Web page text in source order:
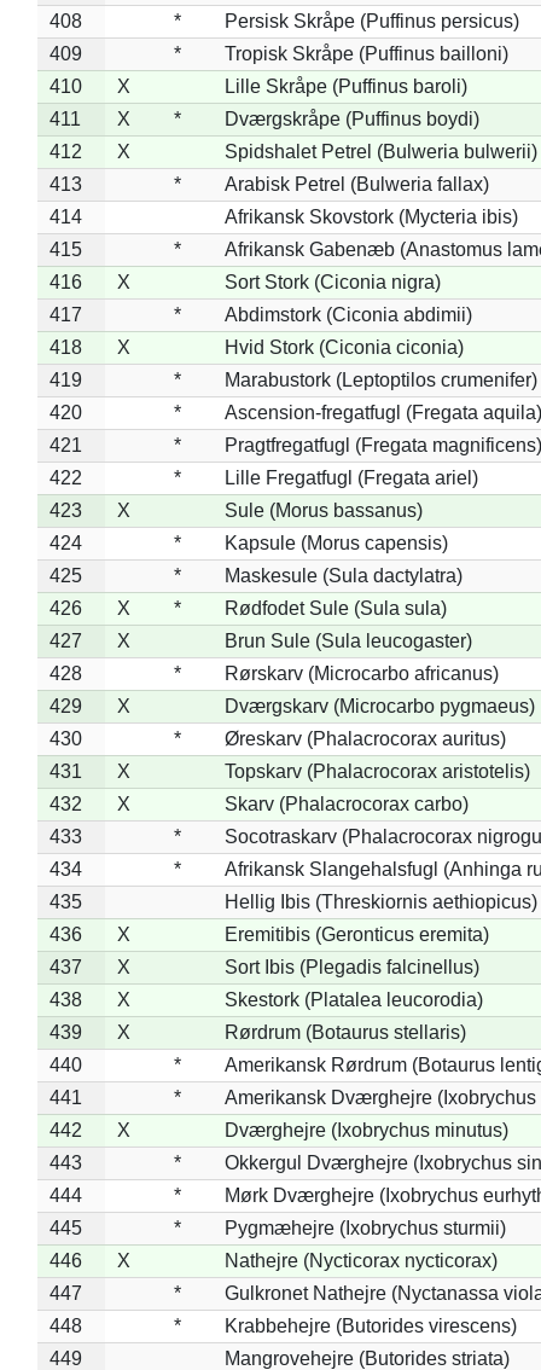
408
*
Persisk Skråpe (Puffinus persicus)
409
*
Tropisk Skråpe (Puffinus bailloni)
410
X
Lille Skråpe (Puffinus baroli)
411
X *
Dværgskråpe (Puffinus boydi)
412
X
Spidshalet Petrel (Bulweria bulwerii)
413
*
Arabisk Petrel (Bulweria fallax)
414
Afrikansk Skovstork (Mycteria ibis)
415
*
Afrikansk Gabenæb (Anastomus
416
X
Sort Stork (Ciconia nigra)
417
*
Abdimstork (Ciconia abdimii)
418
X
Hvid Stork (Ciconia ciconia)
419
*
Marabustork (Leptoptilos crumenifer)
420
*
Ascension-fregatfugl (Fregata aquila)
421
*
Pragtfregatfugl (Fregata magnificens)
422
*
Lille Fregatfugl (Fregata ariel)
423
X
Sule (Morus bassanus)
424
*
Kapsule (Morus capensis)
425
*
Maskesule (Sula dactylatra)
426
X *
Rødfodet Sule (Sula sula)
427
X
Brun Sule (Sula leucogaster)
428
*
Rørskarv (Microcarbo africanus)
429
X
Dværgskarv (Microcarbo pygmaeus)
430
*
Øreskarv (Phalacrocorax auritus)
431
X
Topskarv (Phalacrocorax aristotelis)
432
X
Skarv (Phalacrocorax carbo)
433
*
Socotraskarv (Phalacrocorax
434
*
Afrikansk Slangehalsfugl (Anhinga
435
Hellig Ibis (Threskiornis aethiopicus)
436
X
Eremitibis (Geronticus eremita)
437
X
Sort Ibis (Plegadis falcinellus)
438
X
Skestork (Platalea leucorodia)
439
X
Rørdrum (Botaurus stellaris)
440
*
Amerikansk Rørdrum (Botaurus
441
*
Amerikansk Dværghejre (Ixobrychus
442
X
Dværghejre (Ixobrychus minutus)
443
*
Okkergul Dværghejre (Ixobrychus
444
*
Mørk Dværghejre (Ixobrychus
445
*
Pygmæhejre (Ixobrychus sturmii)
446
X
Nathejre (Nycticorax nycticorax)
447
*
Gulkronet Nathejre (Nyctanassa
448
*
Krabbehejre (Butorides virescens)
449
Mangrovehejre (Butorides striata)